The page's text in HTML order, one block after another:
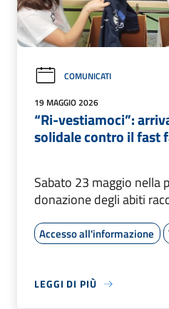
COMUNICATI
19 MAGGIO 2026
“Ri-vestiamoci”:
solidale contro il fast
Sabato 23 maggio nella
donazione degli abiti
Accesso all'informazione
LEGGI DI PIÙ